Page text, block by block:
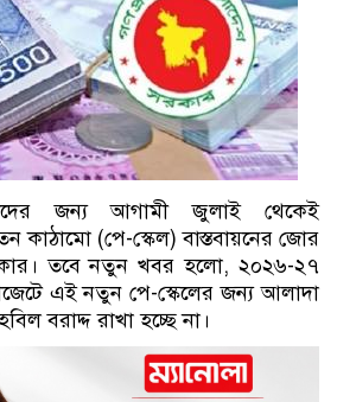
জন্য আগামী জুলাই থেকেই
কাঠামো (পে-স্কেল) বাস্তবায়নের জোর
তবে নতুন খবর হলো, ২০২৬-২৭
এই নতুন পে-স্কেলের জন্য আলাদা
বরাদ্দ রাখা হচ্ছে না।